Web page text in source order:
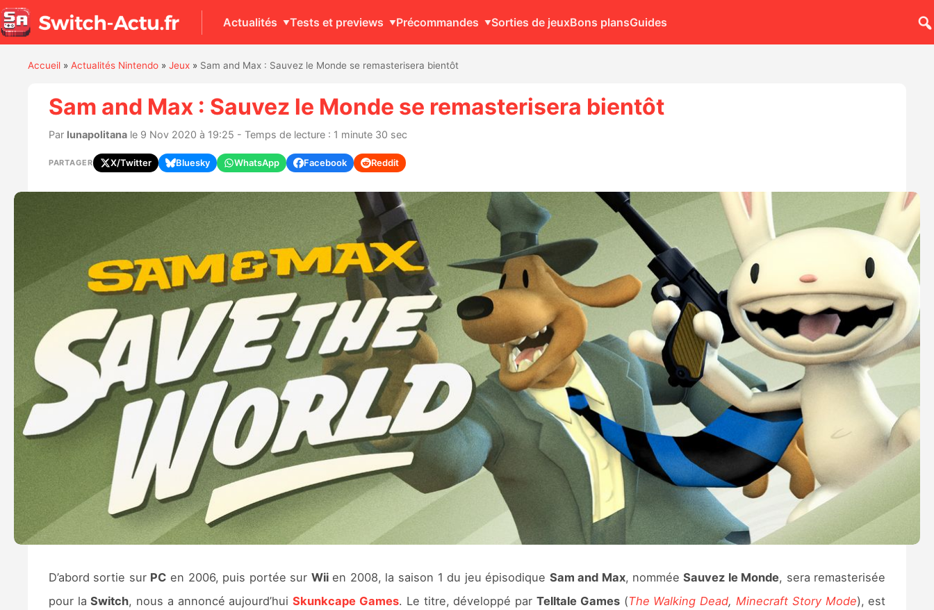
Actualités Tests et previews Précommandes Sorties de jeuxBons plansGuides
Accueil» Actualités Nintendo» Jeux» Sam and Max : Sauvez le Monde se remasterisera bientôt
Sam and Max : Sauvez le Monde se remasterisera bientôt
Par lunapolitanale 9 Nov 2020 à 19:25 - Temps de lecture : 1 minute 30 sec
PARTAGER X/Twitter Bluesky WhatsApp Facebook Reddit
D’abord sortie sur PC en 2006, puis portée sur Wiien 2008, la saison 1 du jeu épisodique Sam and Max, nommée Sauvez le Monde, sera remasterisée
pour laSwitch, nous a annoncé aujourd’huiSkunkcape Games. Le titre, développé par Telltale Games(The Walking Dead, Minecraft Story Mode), est